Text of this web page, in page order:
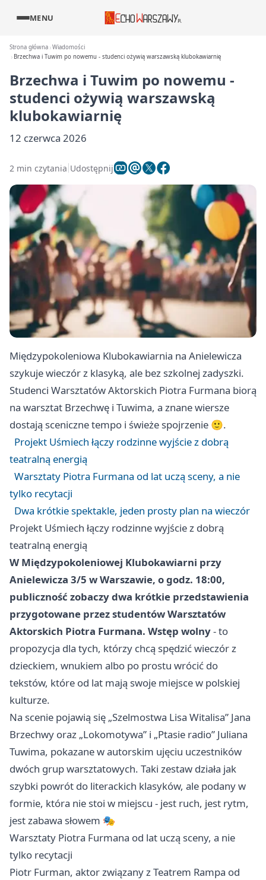
MENU
Strona główna Wiadomości
Brzechwa i Tuwim po nowemu - studenci ożywią warszawską klubokawiarnię
Brzechwa i Tuwim po nowemu -
studenci ożywią warszawską
klubokawiarnię
12 czerwca 2026
2 min czytania Udostępnij
Międzypokoleniowa Klubokawiarnia na Anielewicza
szykuje wieczór z klasyką, ale bez szkolnej zadyszki.
Studenci Warsztatów Aktorskich Piotra Furmana biorą
na warsztat Brzechwę i Tuwima, a znane wiersze
dostają sceniczne tempo i świeże spojrzenie 🙂.
Projekt Uśmiech łączy rodzinne wyjście z dobrą
teatralną energią
Warsztaty Piotra Furmana od lat uczą sceny, a nie
tylko recytacji
Dwa krótkie spektakle, jeden prosty plan na wieczór
Projekt Uśmiech łączy rodzinne wyjście z dobrą
teatralną energią
W Międzypokoleniowej Klubokawiarni przy
Anielewicza 3/5 w Warszawie, o godz. 18:00,
publiczność zobaczy dwa krótkie przedstawienia
przygotowane przez studentów Warsztatów
Aktorskich Piotra Furmana. Wstęp wolny- to
propozycja dla tych, którzy chcą spędzić wieczór z
dzieckiem, wnukiem albo po prostu wrócić do
tekstów, które od lat mają swoje miejsce w polskiej
kulturze.
Na scenie pojawią się „Szelmostwa Lisa Witalisa” Jana
Brzechwy oraz „Lokomotywa” i „Ptasie radio” Juliana
Tuwima, pokazane w autorskim ujęciu uczestników
dwóch grup warsztatowych. Taki zestaw działa jak
szybki powrót do literackich klasyków, ale podany w
formie, która nie stoi w miejscu - jest ruch, jest rytm,
jest zabawa słowem 🎭
Warsztaty Piotra Furmana od lat uczą sceny, a nie
tylko recytacji
Piotr Furman, aktor związany z Teatrem Rampa od